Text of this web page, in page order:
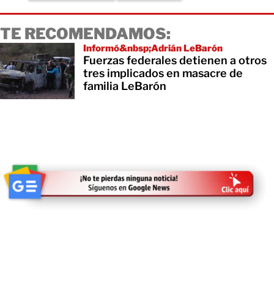
TE RECOMENDAMOS:
Informó&nbsp;Adrián LeBarón
Fuerzas federales detienen a otros
tres implicados en masacre de
familia LeBarón